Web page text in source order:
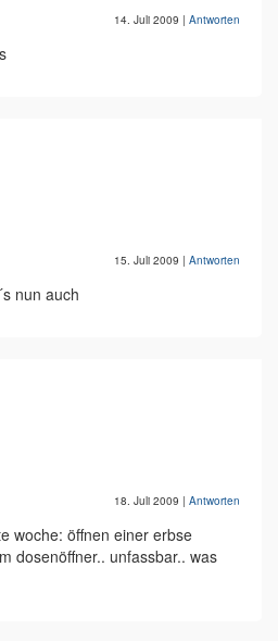
14. Juli 2009 | Antworten
15. Juli 2009 | Antworten
nun auch
18. Juli 2009 | Antworten
woche: öffnen einer erbse
dosenöffner.. unfassbar.. was